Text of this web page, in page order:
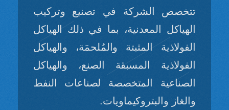
تتخصص الشركة في تصنيع وتركيب
الهياكل المعدنية، بما في ذلك الهياكل
الفولاذية المثبتة والمُلحمَة، والهياكل
الفولاذية المسبقة الصنع، والهياكل
الصناعية المتخصصة لصناعات النفط
والغاز والبتروكيماويات.